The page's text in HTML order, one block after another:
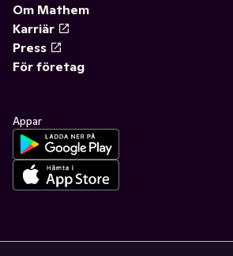
Om Mathem
Karriär
Press
För företag
Appar